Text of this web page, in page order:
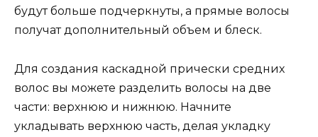
будут больше подчеркнуты, а прямые волосы
получат дополнительный объем и блеск.
Для создания каскадной прически средних
волос вы можете разделить волосы на две
части: верхнюю и нижнюю. Начните
укладывать верхнюю часть, делая укладку